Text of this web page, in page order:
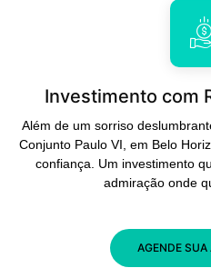
Investimento com
Além de um sorriso
Conjunto Paulo VI, em Belo
confiança. Um investimento
admiração onde
AGENDE SUA